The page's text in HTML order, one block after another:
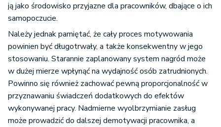
ją jako środowisko przyjazne dla pracowników, dbające o ich
samopoczucie.
Należy jednak pamiętać, że cały proces motywowania
powinien być długotrwały, a także konsekwentny w jego
stosowaniu. Starannie zaplanowany system nagród może
w dużej mierze wpłynąć na wydajność osób zatrudnionych.
Powinno się również zachować pewną proporcjonalność w
przyznawaniu świadczeń dodatkowych do efektów
wykonywanej pracy. Nadmierne wyolbrzymianie zasług
może prowadzić do dalszej demotywacji pracownika, a